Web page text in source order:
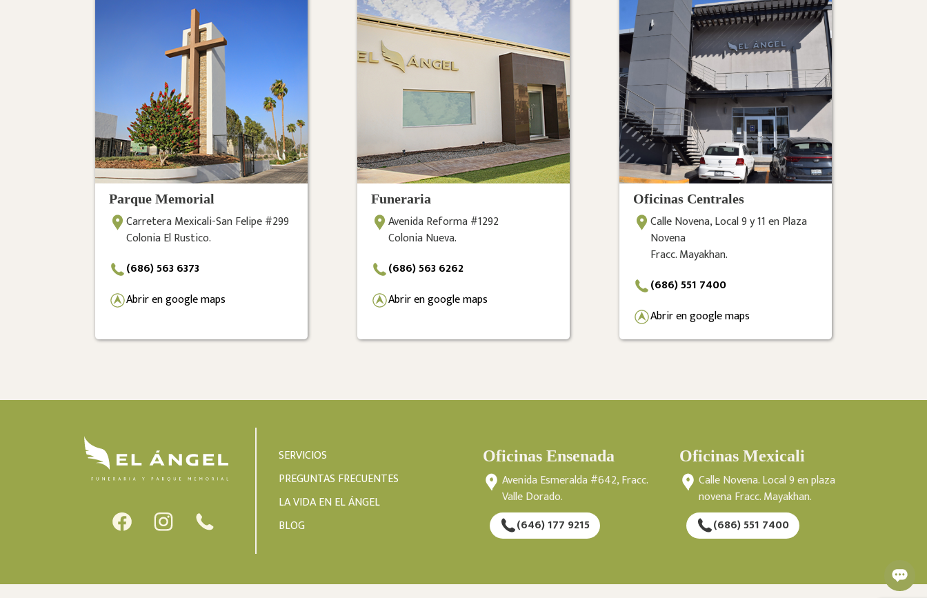
Parque Memorial
Carretera Mexicali-San Felipe #299
Colonia El Rustico.
(686) 563 6373
Abrir en google maps
Funeraria
Avenida Reforma #1292
Colonia Nueva.
(686) 563 6262
Abrir en google maps
Oficinas Centrales
Calle Novena, Local 9 y 11 en Plaza
Novena
Fracc. Mayakhan.
(686) 551 7400
Abrir en google maps
SERVICIOS
PREGUNTAS FRECUENTES
LA VIDA EN EL ÁNGEL
BLOG
Oficinas Ensenada
Avenida Esmeralda #642, Fracc.
Valle Dorado.
(646) 177 9215
Oficinas Mexicali
Calle Novena. Local 9 en plaza
novena Fracc. Mayakhan.
(686) 551 7400